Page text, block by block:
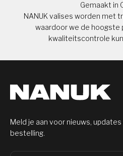
Gemaakt in
NANUK valises worden met
waardoor we de hoogste
kwaliteitscontrole
Meld je aan voor nieuws,
bestelling.